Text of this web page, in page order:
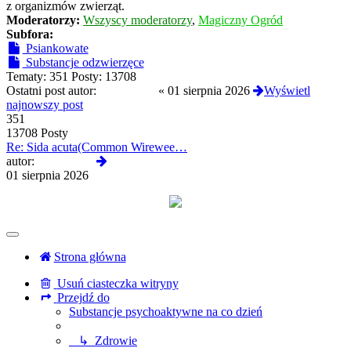
z organizmów zwierząt.
Moderatorzy: Wszyscy moderatorzy, Magiczny Ogród
Subfora:
Psiankowate
Substancje odzwierzęce
Tematy: 351 Posty: 13708
Ostatni post autor:
« 01 sierpnia 2026
Wyświetl
najnowszy post
351
13708 Posty
Re: Sida acuta(Common Wirewee…
autor:
01 sierpnia 2026
Strona główna
Usuń ciasteczka witryny
Przejdź do
Substancje psychoaktywne na co dzień
↳ Zdrowie